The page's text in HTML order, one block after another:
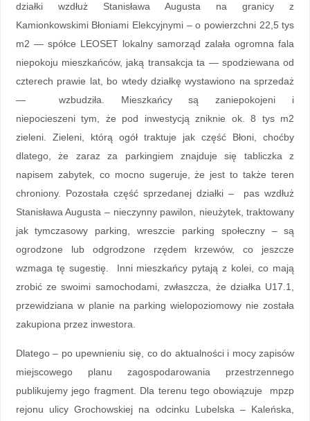
działki wzdłuż Stanisława Augusta na granicy z
Kamionkowskimi Błoniami Elekcyjnymi – o powierzchni 22,5 tys
m2 — spółce LEOSET lokalny samorząd zalała ogromna fala
niepokoju mieszkańców, jaką transakcja ta — spodziewana od
czterech prawie lat, bo wtedy działkę wystawiono na sprzedaż
— wzbudziła. Mieszkańcy są zaniepokojeni i
niepocieszeni tym, że pod inwestycją zniknie ok. 8 tys m2
zieleni. Zieleni, którą ogół traktuje jak część Błoni, choćby
dlatego, że zaraz za parkingiem znajduje się tabliczka z
napisem zabytek, co mocno sugeruje, że jest to także teren
chroniony. Pozostała część sprzedanej działki – pas wzdłuż
Stanisława Augusta – nieczynny pawilon, nieużytek, traktowany
jak tymczasowy parking, wreszcie parking społeczny – są
ogrodzone lub odgrodzone rzędem krzewów, co jeszcze
wzmaga tę sugestię. Inni mieszkańcy pytają z kolei, co mają
zrobić ze swoimi samochodami, zwłaszcza, że działka U17.1,
przewidziana w planie na parking wielopoziomowy nie została
zakupiona przez inwestora.
Dlatego – po upewnieniu się, co do aktualności i mocy zapisów
miejscowego planu zagospodarowania przestrzennego
publikujemy jego fragment. Dla terenu tego obowiązuje mpzp
rejonu ulicy Grochowskiej na odcinku Lubelska – Kaleńska,